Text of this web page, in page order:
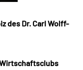
des Dr. Carl Wolff-